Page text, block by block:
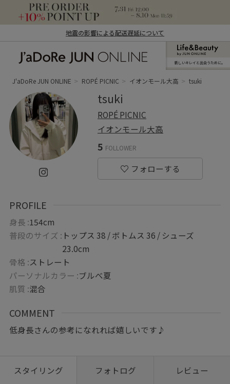
地震の影響による配送遅延について
ン オンライン）
新しいキレイと出合うために。
J'aDoRe JUN ONLINE ROPÉ PICNIC イオンモール大高 tsuki
tsuki
ROPÉ PICNIC
イオンモール大高
5 FOLLOWER
PROFILE
身長 :154cm
普段のサイズ : トップス 38 / ボトムス 36 / シューズ
23.0cm
骨格 :ストレート
パーソナルカラー :ブルべ夏
肌質 :混合
COMMENT
低身長さんの参考になれれば嬉しいです♪
スタイリング フォトログ レビュー